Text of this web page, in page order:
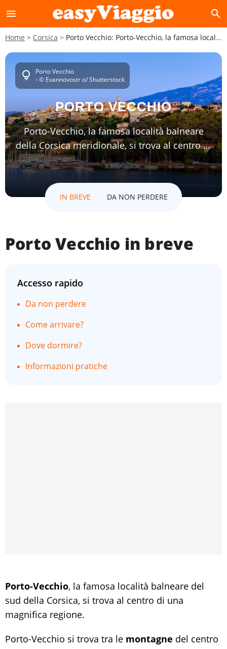
menu search
Home Corsica Porto Vecchio: Porto-Vecchio, la famosa località balneare della Corsica meridionale, si trova al centro di una magnifica regione.
lightbulb
Porto Vecchio
- © Evannovostr o/ Shutterstock
PORTO VECCHIO
Porto-Vecchio, la famosa località balneare
della Corsica meridionale, si trova al centro di
una magnifica regione.
IN BREVE DA NON PERDERE
Porto Vecchio in breve
Accesso rapido
Da non perdere
Come arrivare?
Dove dormire?
Informazioni pratiche
Porto-Vecchio, la famosa località balneare del
sud della Corsica, si trova al centro di una
magnifica regione.
Porto-Vecchio si trova tra le montagne del centro